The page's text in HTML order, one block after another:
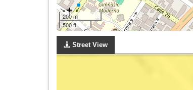
200 m
500 ft
Street View